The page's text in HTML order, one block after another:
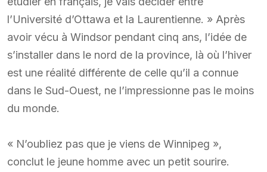
l’Université d’Ottawa et la Laurentienne. » Après
avoir vécu à Windsor pendant cinq ans, l’idée de
s’installer dans le nord de la province, là où l’hiver
est une réalité différente de celle qu’il a connue
dans le Sud-Ouest, ne l’impressionne pas le moins
du monde.
« N’oubliez pas que je viens de Winnipeg »,
conclut le jeune homme avec un petit sourire.